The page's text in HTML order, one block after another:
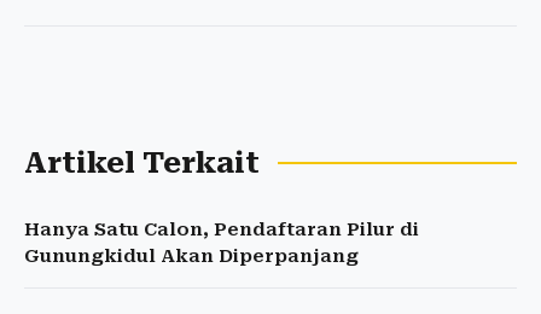
Artikel Terkait
Hanya Satu Calon, Pendaftaran Pilur di
Gunungkidul Akan Diperpanjang